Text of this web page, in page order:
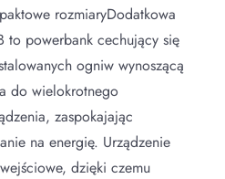
rozmiaryDodatkowa
to powerbank cechujący się
ogniw wynoszącą
do wielokrotnego
zaspokajając
na energię. Urządzenie
dzięki czemu